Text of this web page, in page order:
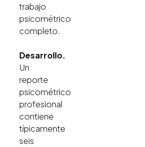
trabajo
psicométrico
completo.
Desarrollo.
Un
reporte
psicométrico
profesional
contiene
típicamente
seis